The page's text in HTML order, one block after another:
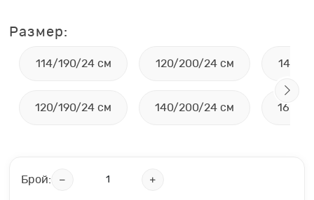
Размер:
114/190/24 см
120/190/24 см
120/200/24 см
140/200/24 см
144/
160/
Брой: